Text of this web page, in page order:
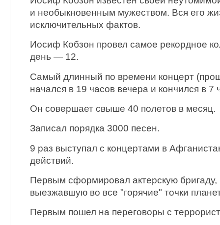
и необыкновенным мужеством. Вся его
исключительных фактов.
Иосиф Кобзон провел самое рекордное
день — 12.
Самый длинный по времени концерт
начался в 19 часов вечера и кончился в 7
Он совершает свыше 40 полетов в месяц.
Записал порядка 3000 песен.
9 раз выступал с концертами в
действий.
Первым сформировал актерскую бригаду,
выезжавшую во все "горячие" точки
Первым пошел на переговоры с